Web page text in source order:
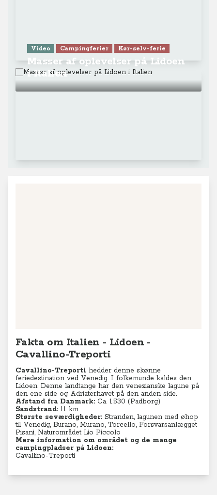
Video Campingferier Kør-selv-ferie
Masser af oplevelser på Lidoen
i Italien
Fakta om Italien - Lidoen -
Cavallino-Treporti
Cavallino-Treporti hedder denne skønne
feriedestination ved Venedig. I folkemunde kaldes den
Lidoen. Denne landtange har den venezianske lagune på
den ene side og Adriaterhavet på den anden side.
Afstand fra Danmark: Ca. 1.530 (Padborg)
Sandstrand: 11 km
Største seværdigheder: Stranden, lagunen med øhop
til Venedig, Burano, Murano, Torcello, Forsvarsanlægget
Pisani, Naturområdet Lio Piccolo
Mere information om området og de mange
campingpladser på Lidoen:
Cavallino-Treporti